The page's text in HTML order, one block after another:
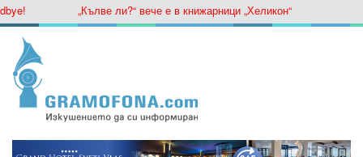
„Кълве ли?“ вече е в книжарници „Хеликон“